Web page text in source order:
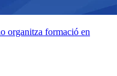
organitza formació en